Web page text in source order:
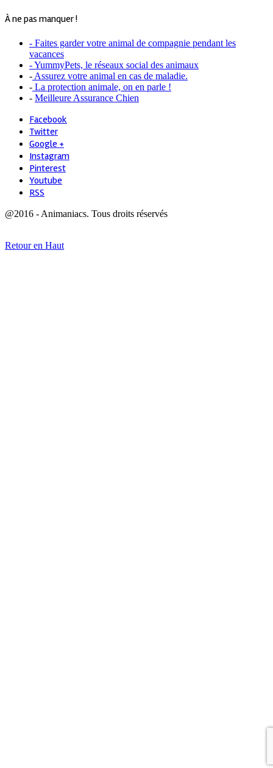
À ne pas manquer !
- Faites garder votre animal de compagnie pendant les
vacances
- YummyPets, le réseaux social des animaux
- Assurez votre animal en cas de maladie.
- La protection animale, on en parle !
- Meilleure Assurance Chien
Facebook
Twitter
Google +
Instagram
Pinterest
Youtube
RSS
@2016 - Animaniacs. Tous droits réservés
Retour en Haut